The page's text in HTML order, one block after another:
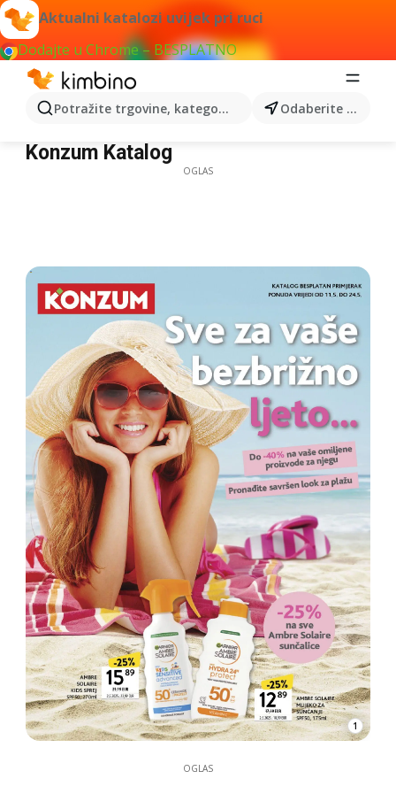
Aktualni katalozi uvijek pri ruci
Dodajte u Chrome – BESPLATNO
Potražite trgovine, kategorije, proizvode... Odaberite grad
Konzum Katalog
Konzum Katalog
OGLAS
1
OGLAS